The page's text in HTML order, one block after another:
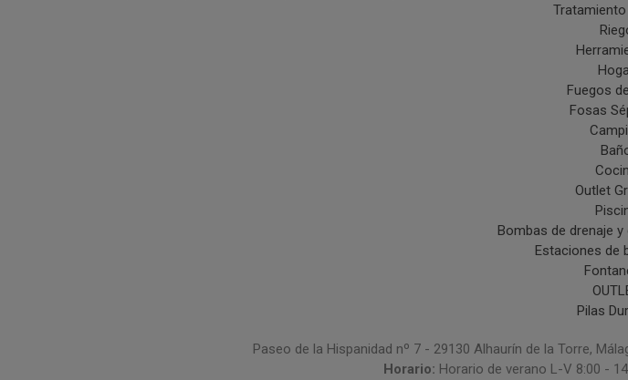
Fuegos
Fosas
Outlet
Bombas de drenaje
Estaciones de
Pilas
Paseo de la Hispanidad nº 7 - 29130 Alhaurín de la Torre,
Horario: Horario de verano L-V 8:00 -